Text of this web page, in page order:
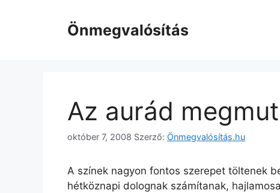
Önmegvalósítás
Az aurád
október 7, 2008 Szerző: Önmegvalósítás.hu
A színek nagyon fontos szerepet töltenek
hétköznapi dolognak számítanak,